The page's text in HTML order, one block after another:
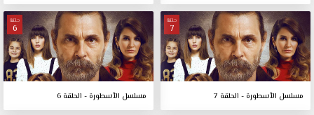
حلقة
7
مسلسل الأسطورة - الحلقة 7
حلقة
6
مسلسل الأسطورة - الحلقة 6